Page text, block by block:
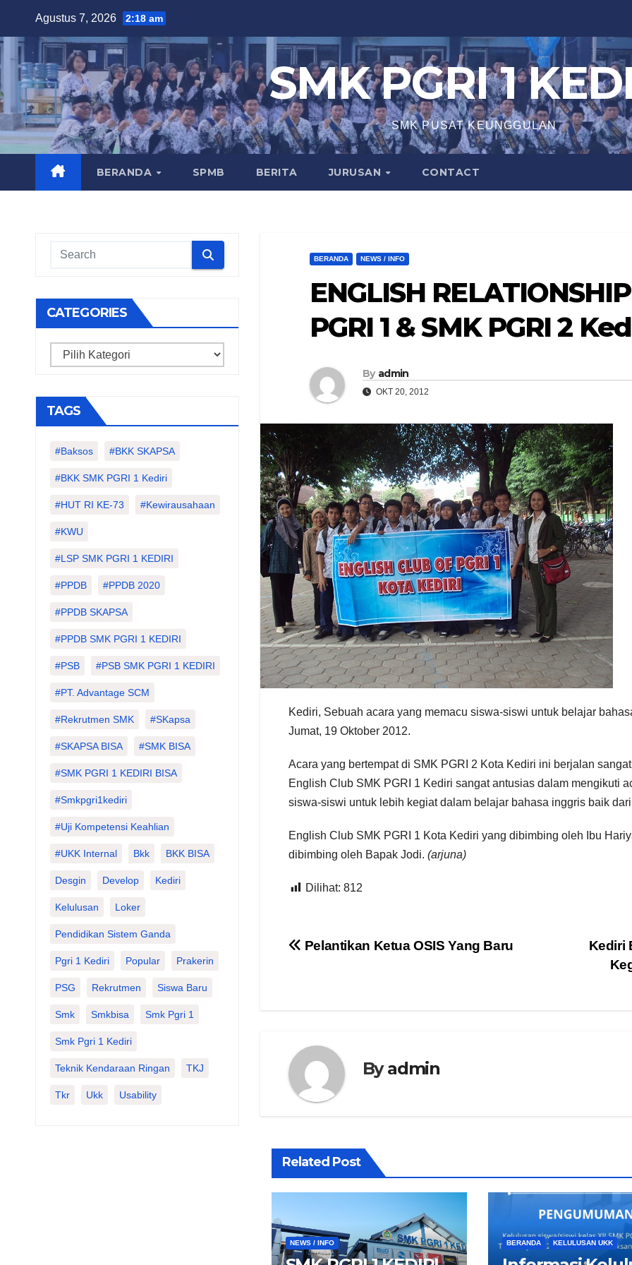
content
Agustus 7, 2026 2:18 am
SMK PGRI 1
SMK PUSAT KEUNGGULAN
BERANDA SPMB BERITA JURUSAN CONTACT
CATEGORIES
Categories
TAGS
#Baksos #BKK SKAPSA
#BKK SMK PGRI 1 Kediri
#HUT RI KE-73 #kewirausahaan
#KWU
#LSP SMK PGRI 1 KEDIRI
#PPDB #PPDB 2020
#PPDB SKAPSA
#PPDB SMK PGRI 1 KEDIRI
#PSB #PSB SMK PGRI 1 KEDIRI
#PT. Advantage SCM
#Rekrutmen SMK #SKapsa
#SKAPSA BISA #SMK BISA
#SMK PGRI 1 KEDIRI BISA
#smkpgri1kediri
#Uji Kompetensi Keahlian
#UKK Internal Bkk BKK BISA
Desgin Develop Kediri
Kelulusan Loker
Pendidikan Sistem Ganda
Pgri 1 Kediri Popular Prakerin
PSG Rekrutmen Siswa Baru
Smk Smkbisa Smk Pgri 1
Smk Pgri 1 Kediri
Teknik Kendaraan Ringan TKJ
Tkr Ukk Usability
BERANDA NEWS / INFO
ENGLISH
PGRI 1 & SMK PGRI 2
By admin
OKT 20, 2012
Kediri, Sebuah acara yang memacu siswa-siswi untuk belajar
Jumat, 19 Oktober 2012.
Acara yang bertempat di SMK PGRI 2 Kota Kediri ini berjalan
English Club SMK PGRI 1 Kediri sangat antusias dalam mengikuti
siswa-siswi untuk lebih kegiat dalam belajar bahasa inggris baik
English Club SMK PGRI 1 Kota Kediri yang dibimbing oleh Ibu
dibimbing oleh Bapak Jodi. (arjuna)
Dilihat: 812
Navigasi
Kediri
Pelantikan Ketua OSIS Yang Baru
Byadmin
Related Post
NEWS / INFO BERANDA KELULUSAN UKK